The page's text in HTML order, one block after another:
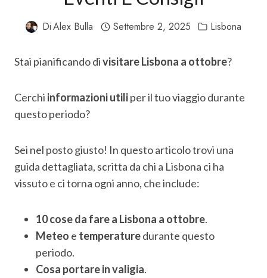
DiAlex Bulla Settembre 2, 2025 Lisbona
Stai pianificando divisitare Lisbona a ottobre?
Cerchi informazioni utiliper il tuo viaggio durante
questo periodo?
Sei nel posto giusto! In questo articolo trovi una
guida dettagliata, scritta da chi a Lisbona ci ha
vissuto e ci torna ogni anno, che include:
10 cose da fare a Lisbona a ottobre.
Meteo e temperaturedurante questo
periodo.
Cosa portare in valigia.